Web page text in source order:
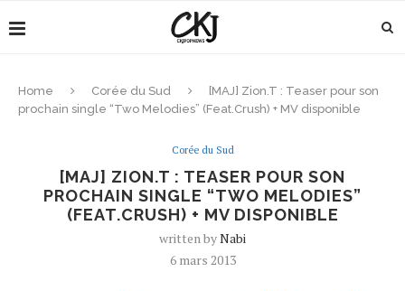
Home Corée du Sud
[MAJ] Zion.T : Teaser pour son
prochain single “Two Melodies” (Feat.Crush) + MV disponible
Corée du Sud
[MAJ] ZION.T : TEASER POUR SON
PROCHAIN SINGLE “TWO MELODIES”
(FEAT.CRUSH) + MV DISPONIBLE
written byNabi
6 mars 2013